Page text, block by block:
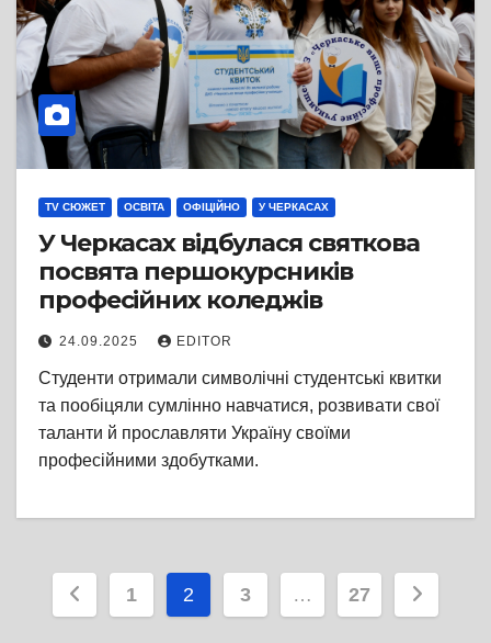
TV СЮЖЕТ ОСВІТА ОФІЦІЙНО У ЧЕРКАСАХ
У Черкасах відбулася святкова
посвята першокурсників
професійних коледжів
24.09.2025 EDITOR
Студенти отримали символічні студентські квитки
та пообіцяли сумлінно навчатися, розвивати свої
таланти й прославляти Україну своїми
професійними здобутками.
Пагінація
1 2 3 … 27